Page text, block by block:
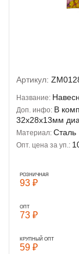
Артикул:
Название:
Доп. инфо: В
32х28х13мм
Материал: Сталь
Опт. цена за уп.:
РОЗНИЧНАЯ
93 ₽
ОПТ
73 ₽
КРУПНЫЙ ОПТ
59 ₽